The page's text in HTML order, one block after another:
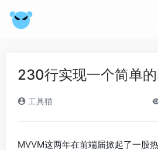
230行实现一个简单
工具猫
MVVM这两年在前端届掀起了一股